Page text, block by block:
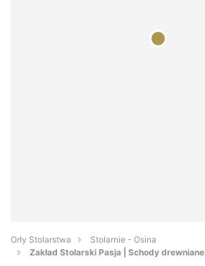
Orły Stolarstwa
Stolarnie - Osina
Zakład Stolarski Pasja | Schody drewniane